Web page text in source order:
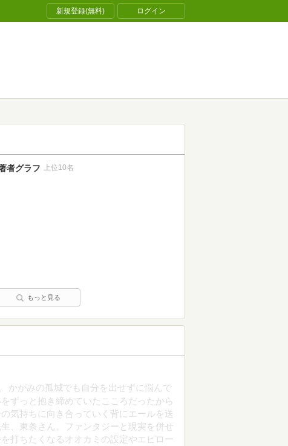
新規登録(無料) ログイン
者グラフ 上位10名
もっと見る
かがみの孤城でも自分を出せずに悩んで
ずっと抱き締めていたこころだったから
気持ちに向き合っていく背にエールを送
、東条さん。ファンタジーと現実を併せ
打ちたくなるオオカミの設定やエピロー